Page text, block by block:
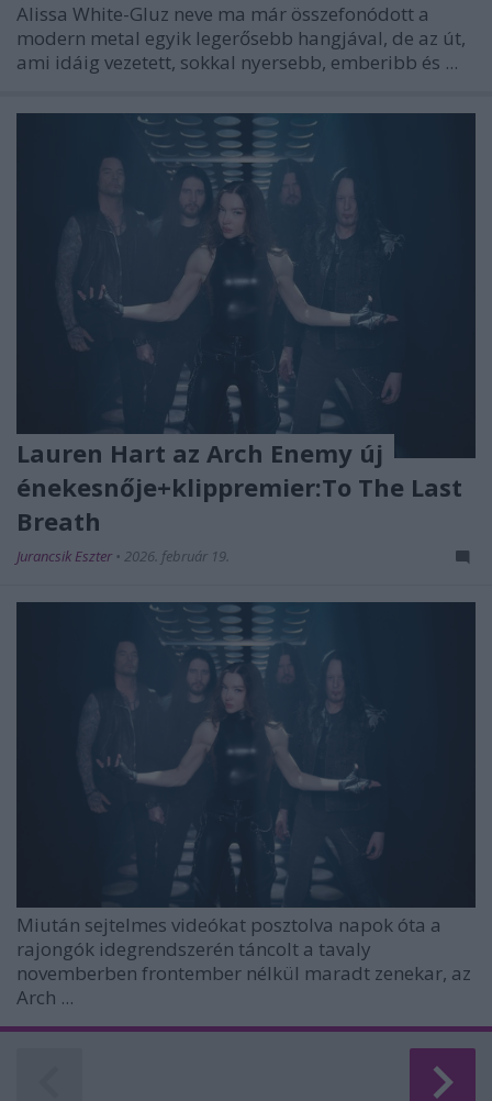
Alissa White-Gluz neve ma már összefonódott a
modern metal egyik legerősebb hangjával, de az út,
ami idáig vezetett, sokkal nyersebb, emberibb és ...
Lauren Hart az Arch Enemy új
énekesnője+klippremier:To The Last
Breath
Jurancsik Eszter • 2026. február 19.
Miután sejtelmes videókat posztolva napok óta a
rajongók idegrendszerén táncolt a tavaly
novemberben frontember nélkül maradt zenekar, az
Arch ...